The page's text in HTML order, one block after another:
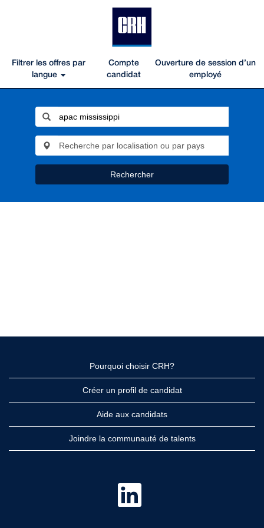
Filtrer les offres par
langue
Compte
candidat
Ouverture de session d’un
employé
Rechercher
Pourquoi choisir CRH?
Créer un profil de candidat
Aide aux candidats
Joindre la communauté de talents
S
u